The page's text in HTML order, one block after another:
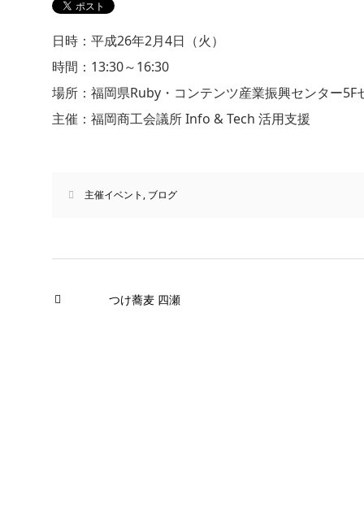
日時：平成26年2月4日（火）
時間：13:30～16:30
場所：福岡県Ruby・コンテンツ産業振興センター5F
主催：福岡商工会議所 Info & Tech 活用支援
主催イベント , ブログ
つけ蕎麦 四瀬